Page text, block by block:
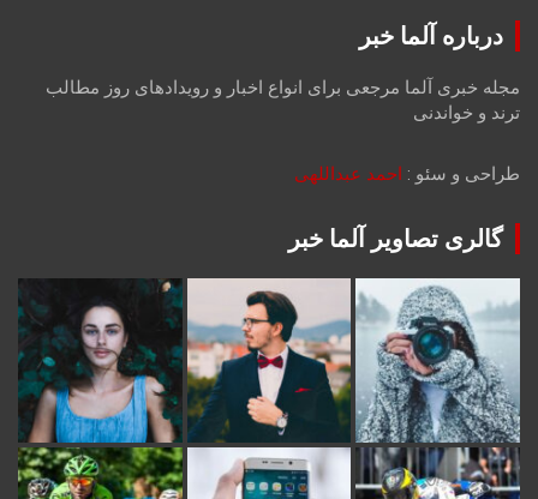
درباره آلما خبر
مجله خبری آلما مرجعی برای انواع اخبار و رویدادهای روز مطالب
ترند و خواندنی
طراحی و سئو : احمد عبداللهی
گالری تصاویر آلما خبر